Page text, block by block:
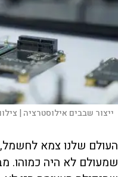
ייצור שבבים אילוסטרציה |
העולם שלנו צמא
שמעולם לא היה כמוהו.